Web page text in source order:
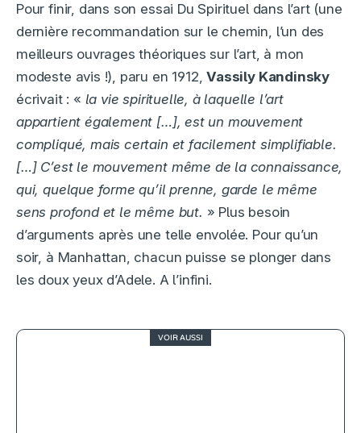
Pour finir, dans son essai Du Spirituel dans l’art (une
dernière recommandation sur le chemin, l’un des
meilleurs ouvrages théoriques sur l’art, à mon
modeste avis !), paru en 1912,Vassily Kandinsky
écrivait : « la vie spirituelle, à laquelle l’art
appartient également […], est un mouvement
compliqué, mais certain et facilement simplifiable.
[…] C’est le mouvement même de la connaissance,
qui, quelque forme qu’il prenne, garde le même
sens profond et le même but. » Plus besoin
d’arguments après une telle envolée. Pour qu’un
soir, à Manhattan, chacun puisse se plonger dans
les doux yeux d’Adele. A l’infini.
VOIR AUSSI